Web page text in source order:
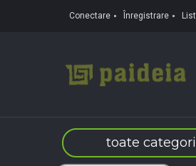
Conectare Înregistrare
toate